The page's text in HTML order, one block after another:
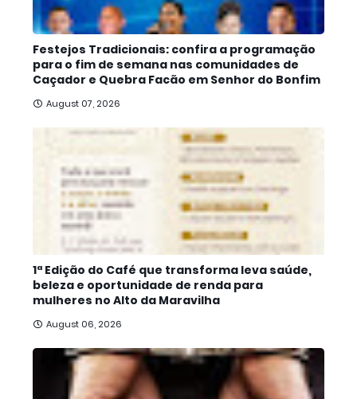
Festejos Tradicionais: confira a programação
para o fim de semana nas comunidades de
Caçador e Quebra Facão em Senhor do Bonfim
August 07, 2026
1ª Edição do Café que transforma leva saúde,
beleza e oportunidade de renda para
mulheres no Alto da Maravilha
August 06, 2026